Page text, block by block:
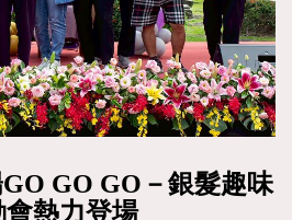
n
GO GO－銀髮趣味
會熱力登場